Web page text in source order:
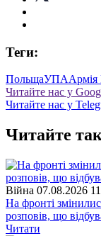
Теги:
ПольщаУПААрмія
Читайте нас у
Читайте нас у
Читайте
Війна 07.08.2026
На фронті
розповів, що
Читати